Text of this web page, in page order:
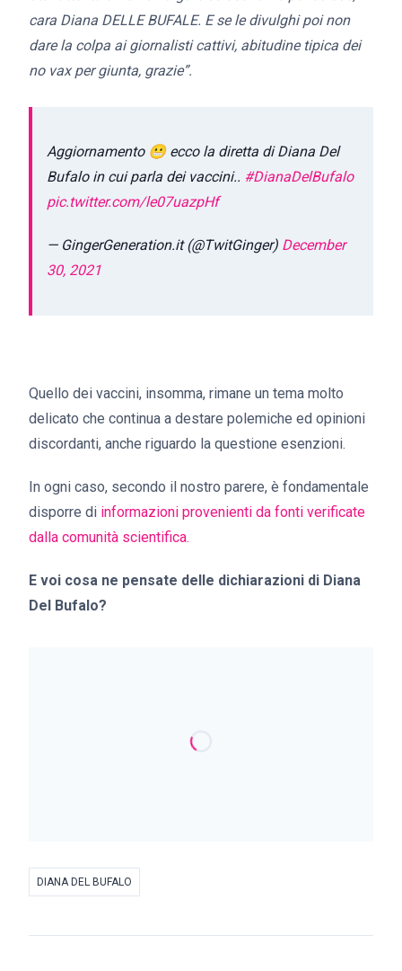
cara Diana DELLE BUFALE. E se le divulghi poi non
dare la colpa ai giornalisti cattivi, abitudine tipica dei
no vax per giunta, grazie”.
Aggiornamento 😬 ecco la diretta di Diana Del
Bufalo in cui parla dei vaccini.. #DianaDelBufalo
pic.twitter.com/le07uazpHf
— GingerGeneration.it (@TwitGinger) December
30, 2021
Quello dei vaccini, insomma, rimane un tema molto
delicato che continua a destare polemiche ed opinioni
discordanti, anche riguardo la questione esenzioni.
In ogni caso, secondo il nostro parere, è fondamentale
disporre di informazioni provenienti da fonti verificate
dalla comunità scientifica.
E voi cosa ne pensate delle dichiarazioni di Diana
Del Bufalo?
DIANA DEL BUFALO